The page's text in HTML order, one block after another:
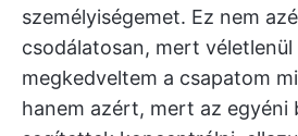
személyiségemet. Ez nem
csodálatosan, mert véletlenül
megkedveltem a csapatom
hanem azért, mert az egyéni